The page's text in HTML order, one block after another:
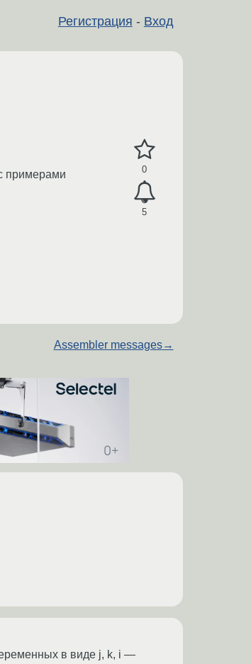
Регистрация - Вход
0
5
примерами
Assembler messages→
в виде j, k, i —